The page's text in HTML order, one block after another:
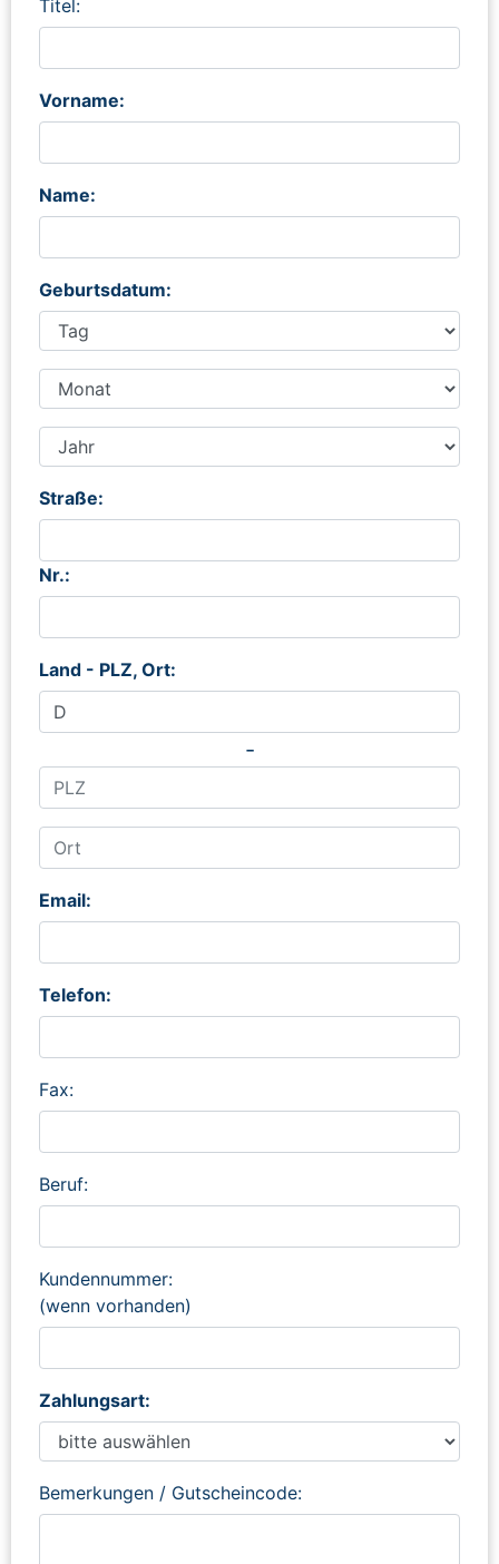
Titel:
Vorname:
Name:
Geburtsdatum:
Straße:
Nr.:
Land - PLZ, Ort:
-
Email:
Telefon:
Fax:
Beruf:
Kundennummer:
(wenn vorhanden)
Zahlungsart:
Bemerkungen / Gutscheincode: